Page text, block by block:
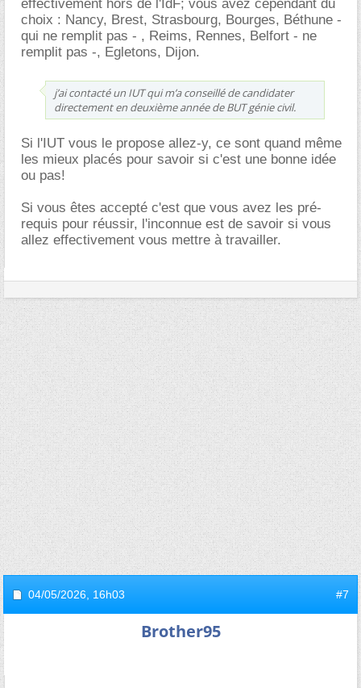
effectivement hors de l'IdF; vous avez cependant du
choix : Nancy, Brest, Strasbourg, Bourges, Béthune -
qui ne remplit pas - , Reims, Rennes, Belfort - ne
remplit pas -, Egletons, Dijon.
j’ai contacté un IUT qui m’a conseillé de candidater
directement en deuxième année de BUT génie civil.
Si l'IUT vous le propose allez-y, ce sont quand même
les mieux placés pour savoir si c'est une bonne idée
ou pas!
Si vous êtes accepté c'est que vous avez les pré-
requis pour réussir, l'inconnue est de savoir si vous
allez effectivement vous mettre à travailler.
04/05/2026, 16h03 #7
Brother95